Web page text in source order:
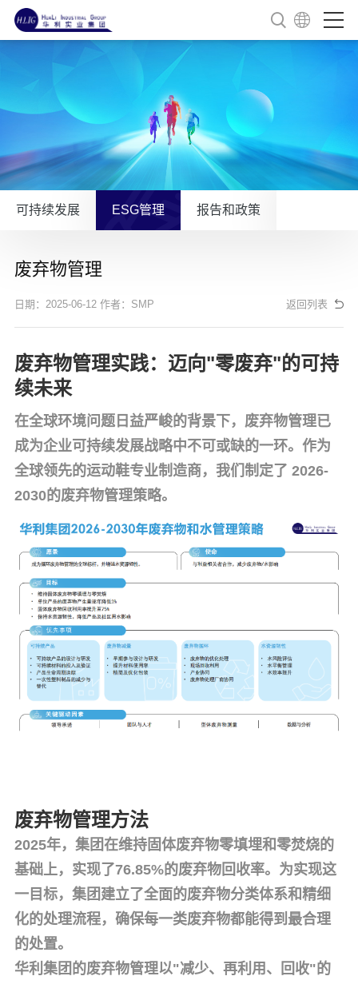
可持续发展 ESG管理 报告和政策
废弃物管理
日期：2025-06-12 作者：SMP 返回列表
废弃物管理实践：迈向"零废弃"的可持
续未来
在全球环境问题日益严峻的背景下，废弃物管理已
成为企业可持续发展战略中不可或缺的一环。作为
全球领先的运动鞋专业制造商，我们制定了 2026-
2030的废弃物管理策略。
废弃物管理方法
2025年，集团在维持固体废弃物零填埋和零焚烧的
基础上，实现了76.85%的废弃物回收率。为实现这
一目标，集团建立了全面的废弃物分类体系和精细
化的处理流程，确保每一类废弃物都能得到最合理
的处置。
华利集团的废弃物管理以"减少、再利用、回收"的